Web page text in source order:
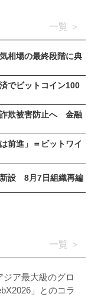
一覧
相場の最終段階に典
でビットコイン100
詐欺被害防止へ 金融
前進」＝ビットワイ
新設 8月7日組織再編
一覧
ア最大級のグロ
」とのコラ